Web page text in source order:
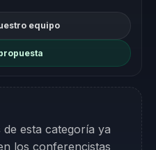
equipo
esta categoría ya
los conferencistas